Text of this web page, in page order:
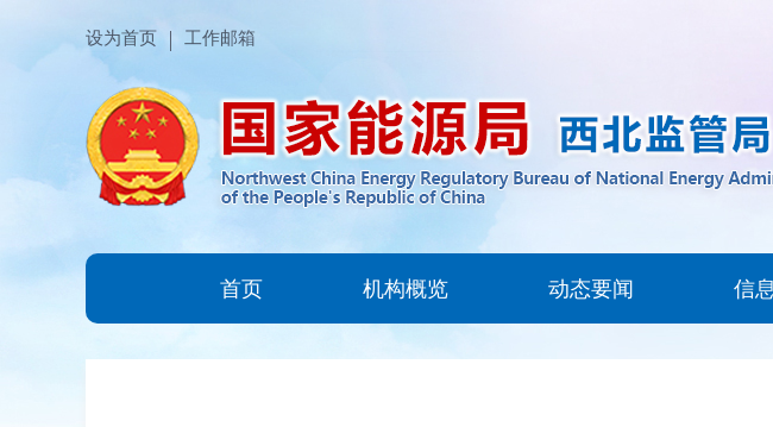
设为首页 工作邮箱
首页 机构概览 动态要闻 信